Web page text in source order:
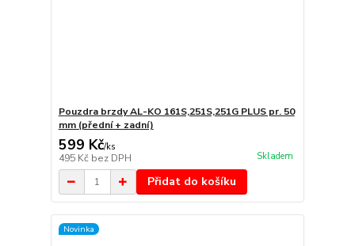
Pouzdra brzdy AL-KO 161S,251S,251G PLUS pr. 50
mm (přední + zadní)
599 Kč/ks
495 Kč bez DPH Skladem
Přidat do košíku
Novinka